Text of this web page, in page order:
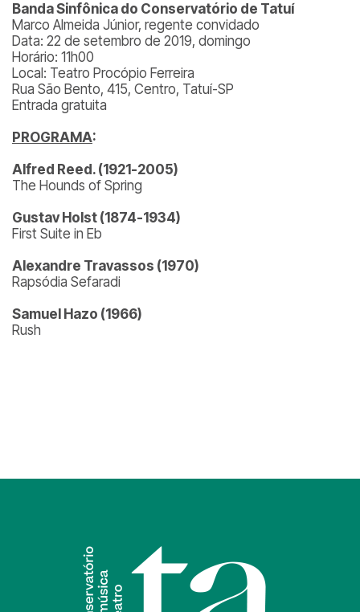
Banda Sinfônica do Conservatório de Tatuí
Marco Almeida Júnior, regente convidado
Data: 22 de setembro de 2019, domingo
Horário: 11h00
Local: Teatro Procópio Ferreira
Rua São Bento, 415, Centro, Tatuí-SP
Entrada gratuita
PROGRAMA:
Alfred Reed. (1921-2005)
The Hounds of Spring
Gustav Holst (1874-1934)
First Suite in Eb
Alexandre Travassos (1970)
Rapsódia Sefaradi
Samuel Hazo (1966)
Rush